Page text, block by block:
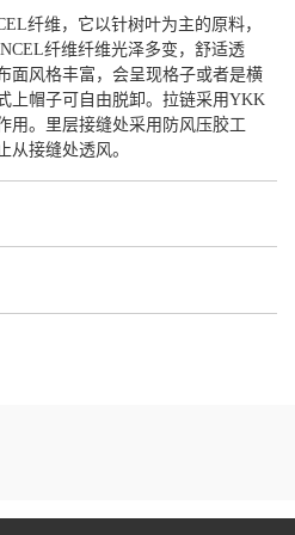
纤维，它以针树叶为主的原料，
纤维纤维光泽多变，舒适透
面风格丰富，会呈现格子或者是横
上帽子可自由脱卸。拉链采用YKK
用。里层接缝处采用防风压胶工
从接缝处透风。